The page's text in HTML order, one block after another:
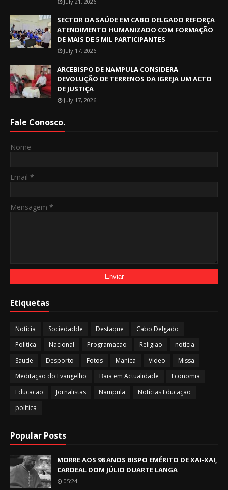
SECTOR DA SAÚDE EM CABO DELGADO REFORÇA
ATENDIMENTO HUMANIZADO COM FORMAÇÃO
DE MAIS DE 5 MIL PARTICIPANTES
July 17, 2026
ARCEBISPO DE NAMPULA CONSIDERA
DEVOLUÇÃO DE TERRENOS DA IGREJA UM ACTO
DE JUSTIÇA
July 17, 2026
Fale Conosco.
Nome
Email *
Mensagem *
Etiquetas
Noticia Sociedadde Destaque
Cabo Delgado
Politica
Nacional Programacao Religiao
notícia
Saude
Desporto Fotos Manica Video
Missa
Meditação do Evangelho
Baia em Actualidade
Economia
Educacao
Jornalistas Nampula
Notícias Educação
política
Popular Posts
MORRE AOS 98 ANOS BISPO EMÉRITO DE XAI-XAI,
CARDEAL DOM JÚLIO DUARTE LANGA
05:24